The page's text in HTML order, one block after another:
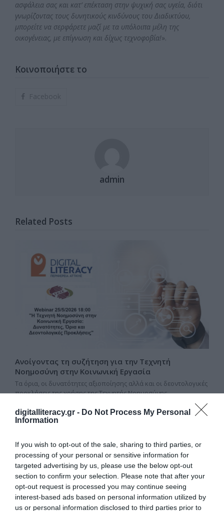
digitalliteracy.gr - Do Not Process My Personal
Information
If you wish to opt-out of the sale, sharing to third parties, or
processing of your personal or sensitive information for
targeted advertising by us, please use the below opt-out
section to confirm your selection. Please note that after your
opt-out request is processed you may continue seeing
interest-based ads based on personal information utilized by
us or personal information disclosed to third parties prior to
ασφάλεια σας και κατ’ επέκταση στην ψυχική σας υγεία, διότι
γνωρίζοντας τους δυνητικούς κινδύνους του Διαδικτύου,
μπορείτε να σερφάρετε μαζί με τα υπόλοιπα μέλη της
οικογένειας, με επίγνωση και δίχως τεχνοφοβία!».
Κοινοποιήστε το
Facebook
admin
Related Posts
Ανοίγοντας τη συζήτηση για την Τεχνητή
Νοημοσύνη στην Κοινωνική Εργασία
Τα όρια, οι δυνατότητες αξιοποίησης αλλά και οι δεοντολογικές
προκλήσεις της χρήσης της Τεχνητής Νοημοσύνης…